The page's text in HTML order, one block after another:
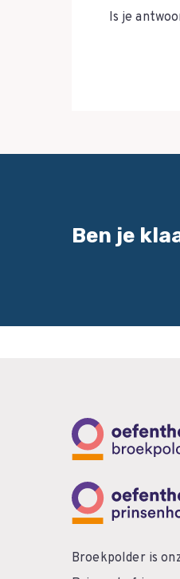
Is je
Ben je
Broekpolder is